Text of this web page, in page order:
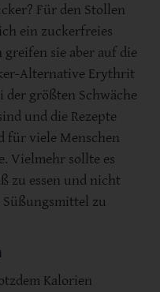
Für den Stollen
ein zuckerfreies
sie aber auf die
Alternative Erythrit
größten Schwäche
und die Rezepte
für viele Menschen
Vielmehr sollte es
zu essen und nicht
zu
Kalorien